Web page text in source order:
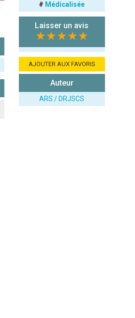
# Médicalisée
Laisser un avis
★★★★★
AJOUTER AUX FAVORIS
Auteur
ARS / DRJSCS